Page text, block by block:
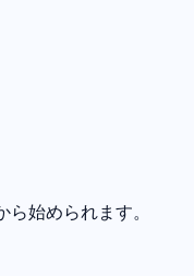
始められます。